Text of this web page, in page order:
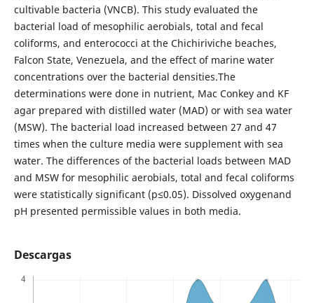
cultivable bacteria (VNCB). This study evaluated the
bacterial load of mesophilic aerobials, total and fecal
coliforms, and enterococci at the Chichiriviche beaches,
Falcon State, Venezuela, and the effect of marine water
concentrations over the bacterial densities.The
determinations were done in nutrient, Mac Conkey and KF
agar prepared with distilled water (MAD) or with sea water
(MSW). The bacterial load increased between 27 and 47
times when the culture media were supplement with sea
water. The differences of the bacterial loads between MAD
and MSW for mesophilic aerobials, total and fecal coliforms
were statistically significant (p≤0.05). Dissolved oxygenand
pH presented permissible values in both media.
Descargas